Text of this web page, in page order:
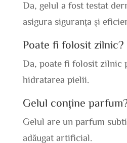
Da, gelul a fost testat
asigura siguranța și
Poate fi folosit zilnic?
Da, poate fi folosit zilnic
hidratarea pielii.
Gelul conține
Gelul are un parfum
adăugat artificial.